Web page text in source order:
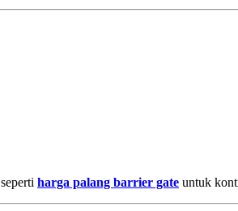
harga palang barrier gate untuk